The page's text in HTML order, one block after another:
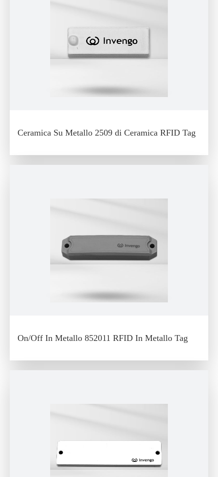
Ceramica Su Metallo 2509 di Ceramica RFID Tag
On/Off In Metallo 852011 RFID In Metallo Tag